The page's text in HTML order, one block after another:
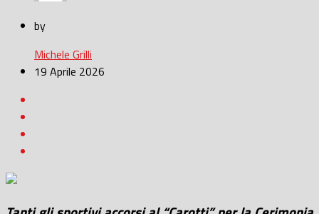
by
Michele Grilli
19 Aprile 2026